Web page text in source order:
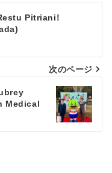
Pitriani!
次のページ
Medical